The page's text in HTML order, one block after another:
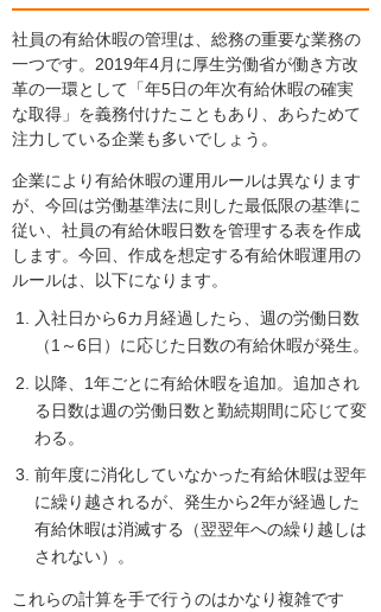
社員の有給休暇の管理は、総務の重要な業務の
一つです。2019年4月に厚生労働省が働き方改
革の一環として「年5日の年次有給休暇の確実
な取得」を義務付けたこともあり、あらためて
注力している企業も多いでしょう。
企業により有給休暇の運用ルールは異なります
が、今回は労働基準法に則した最低限の基準に
従い、社員の有給休暇日数を管理する表を作成
します。今回、作成を想定する有給休暇運用の
ルールは、以下になります。
入社日から6カ月経過したら、週の労働日数
（1～6日）に応じた日数の有給休暇が発生。
以降、1年ごとに有給休暇を追加。追加され
る日数は週の労働日数と勤続期間に応じて変
わる。
前年度に消化していなかった有給休暇は翌年
に繰り越されるが、発生から2年が経過した
有給休暇は消滅する（翌翌年への繰り越しは
されない）。
これらの計算を手で行うのはかなり複雑です